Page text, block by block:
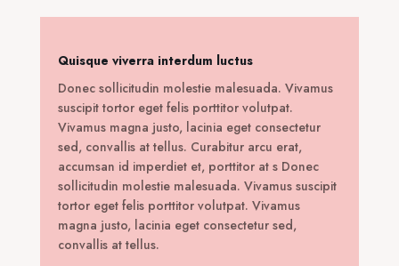
Quisque viverra interdum luctus
Donec sollicitudin molestie malesuada. Vivamus
suscipit tortor eget felis porttitor volutpat.
Vivamus magna justo, lacinia eget consectetur
sed, convallis at tellus. Curabitur arcu erat,
accumsan id imperdiet et, porttitor at s Donec
sollicitudin molestie malesuada. Vivamus suscipit
tortor eget felis porttitor volutpat. Vivamus
magna justo, lacinia eget consectetur sed,
convallis at tellus.